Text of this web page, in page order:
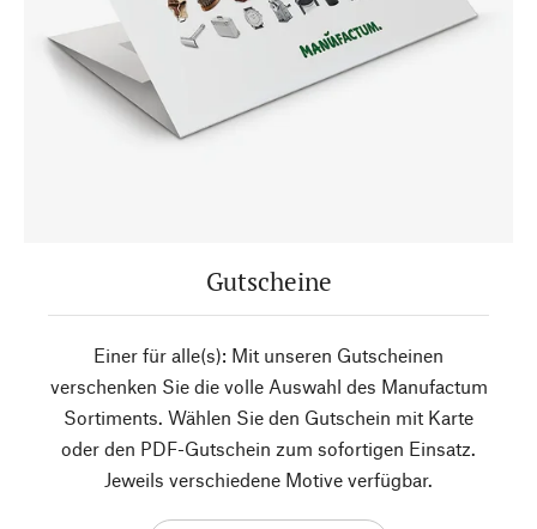
Gutscheine
Einer für alle(s): Mit unseren Gutscheinen
verschenken Sie die volle Auswahl des Manufactum
Sortiments. Wählen Sie den Gutschein mit Karte
oder den PDF-Gutschein zum sofortigen Einsatz.
Jeweils verschiedene Motive verfügbar.